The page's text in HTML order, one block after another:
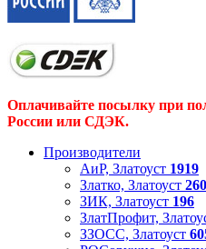
Оплачивайте посылку при
России или СДЭК.
Производители
АиР, Златоуст 1919
Златко, Златоуст 260
ЗИК, Златоуст 196
ЗлатПрофит,
ЗЗОСС, Златоуст